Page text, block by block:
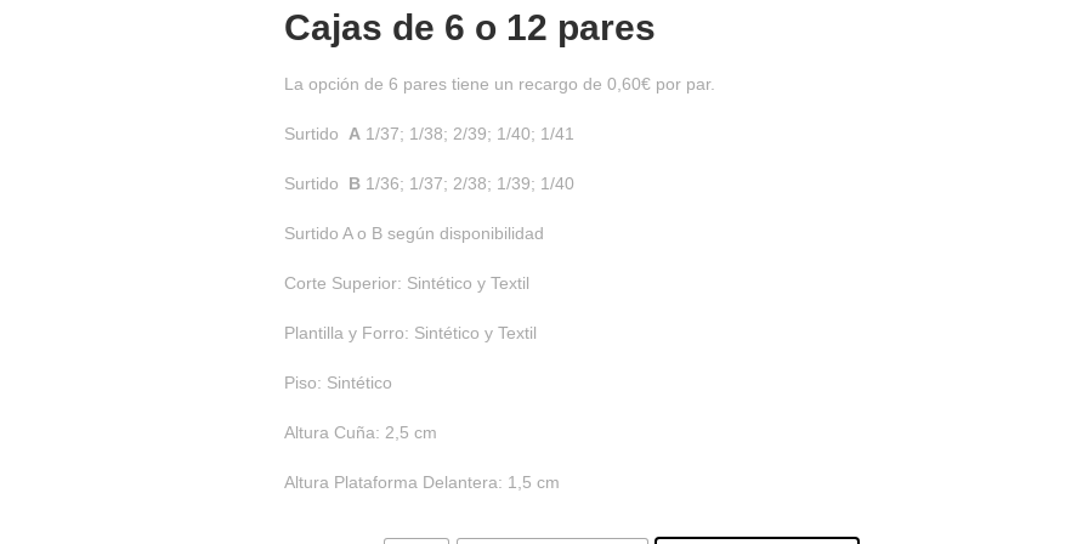
Cajas de 6 o 12 pares
La opción de 6 pares tiene un recargo de 0,60€ por par.
Surtido A 1/37; 1/38; 2/39; 1/40; 1/41
Surtido B 1/36; 1/37; 2/38; 1/39; 1/40
Surtido A o B según disponibilidad
Corte Superior: Sintético y Textil
Plantilla y Forro: Sintético y Textil
Piso: Sintético
Altura Cuña: 2,5 cm
Altura Plataforma Delantera: 1,5 cm